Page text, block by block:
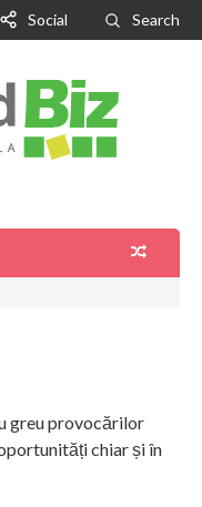
Social Search
greu provocărilor
chiar și în